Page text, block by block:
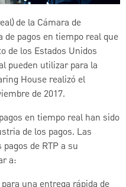
de la Cámara de
pagos en tiempo real que
de los Estados Unidos
pueden utilizar para la
House realizó el
de 2017.
en tiempo real han sido
de los pagos. Las
de RTP a su
a: